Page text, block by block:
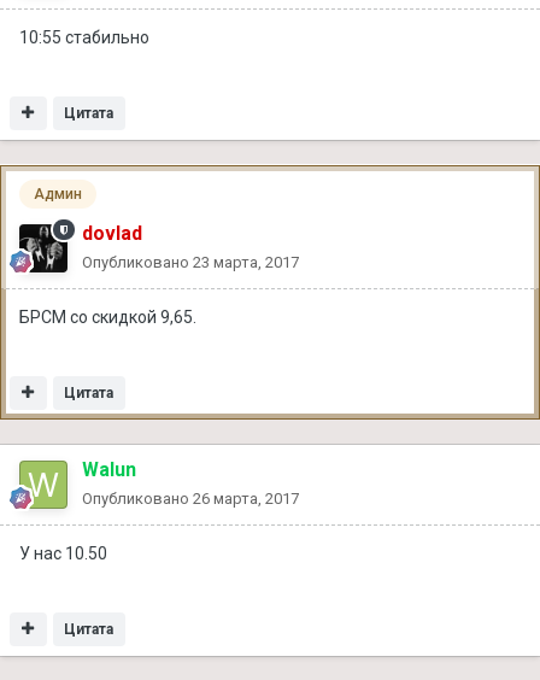
10:55 стабильно
Цитата
Админ
dovlad
Опубликовано 23 марта, 2017
БРСМ со скидкой 9,65.
Цитата
Walun
Опубликовано 26 марта, 2017
У нас 10.50
Цитата